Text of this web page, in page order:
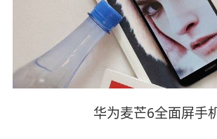
华为麦芒6全面屏手